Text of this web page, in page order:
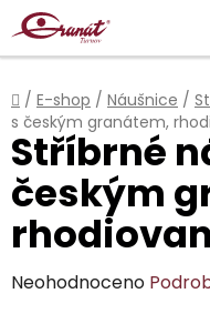
Přejít
na
obsah
Domů
/ E-shop / Náušnice /
s českým granátem,
Stříbrné
českým
Průměrné
Neohodnoceno